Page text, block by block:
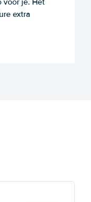
voor je. Het
extra